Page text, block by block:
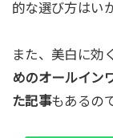
的な選び方はい
また、美白に効
めのオールイン
た記事もあるの